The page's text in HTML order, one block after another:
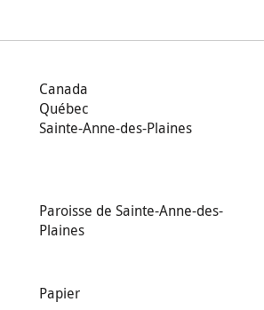
Canada
Québec
Sainte-Anne-des-Plaines
Paroisse de Sainte-Anne-des-
Plaines
Papier